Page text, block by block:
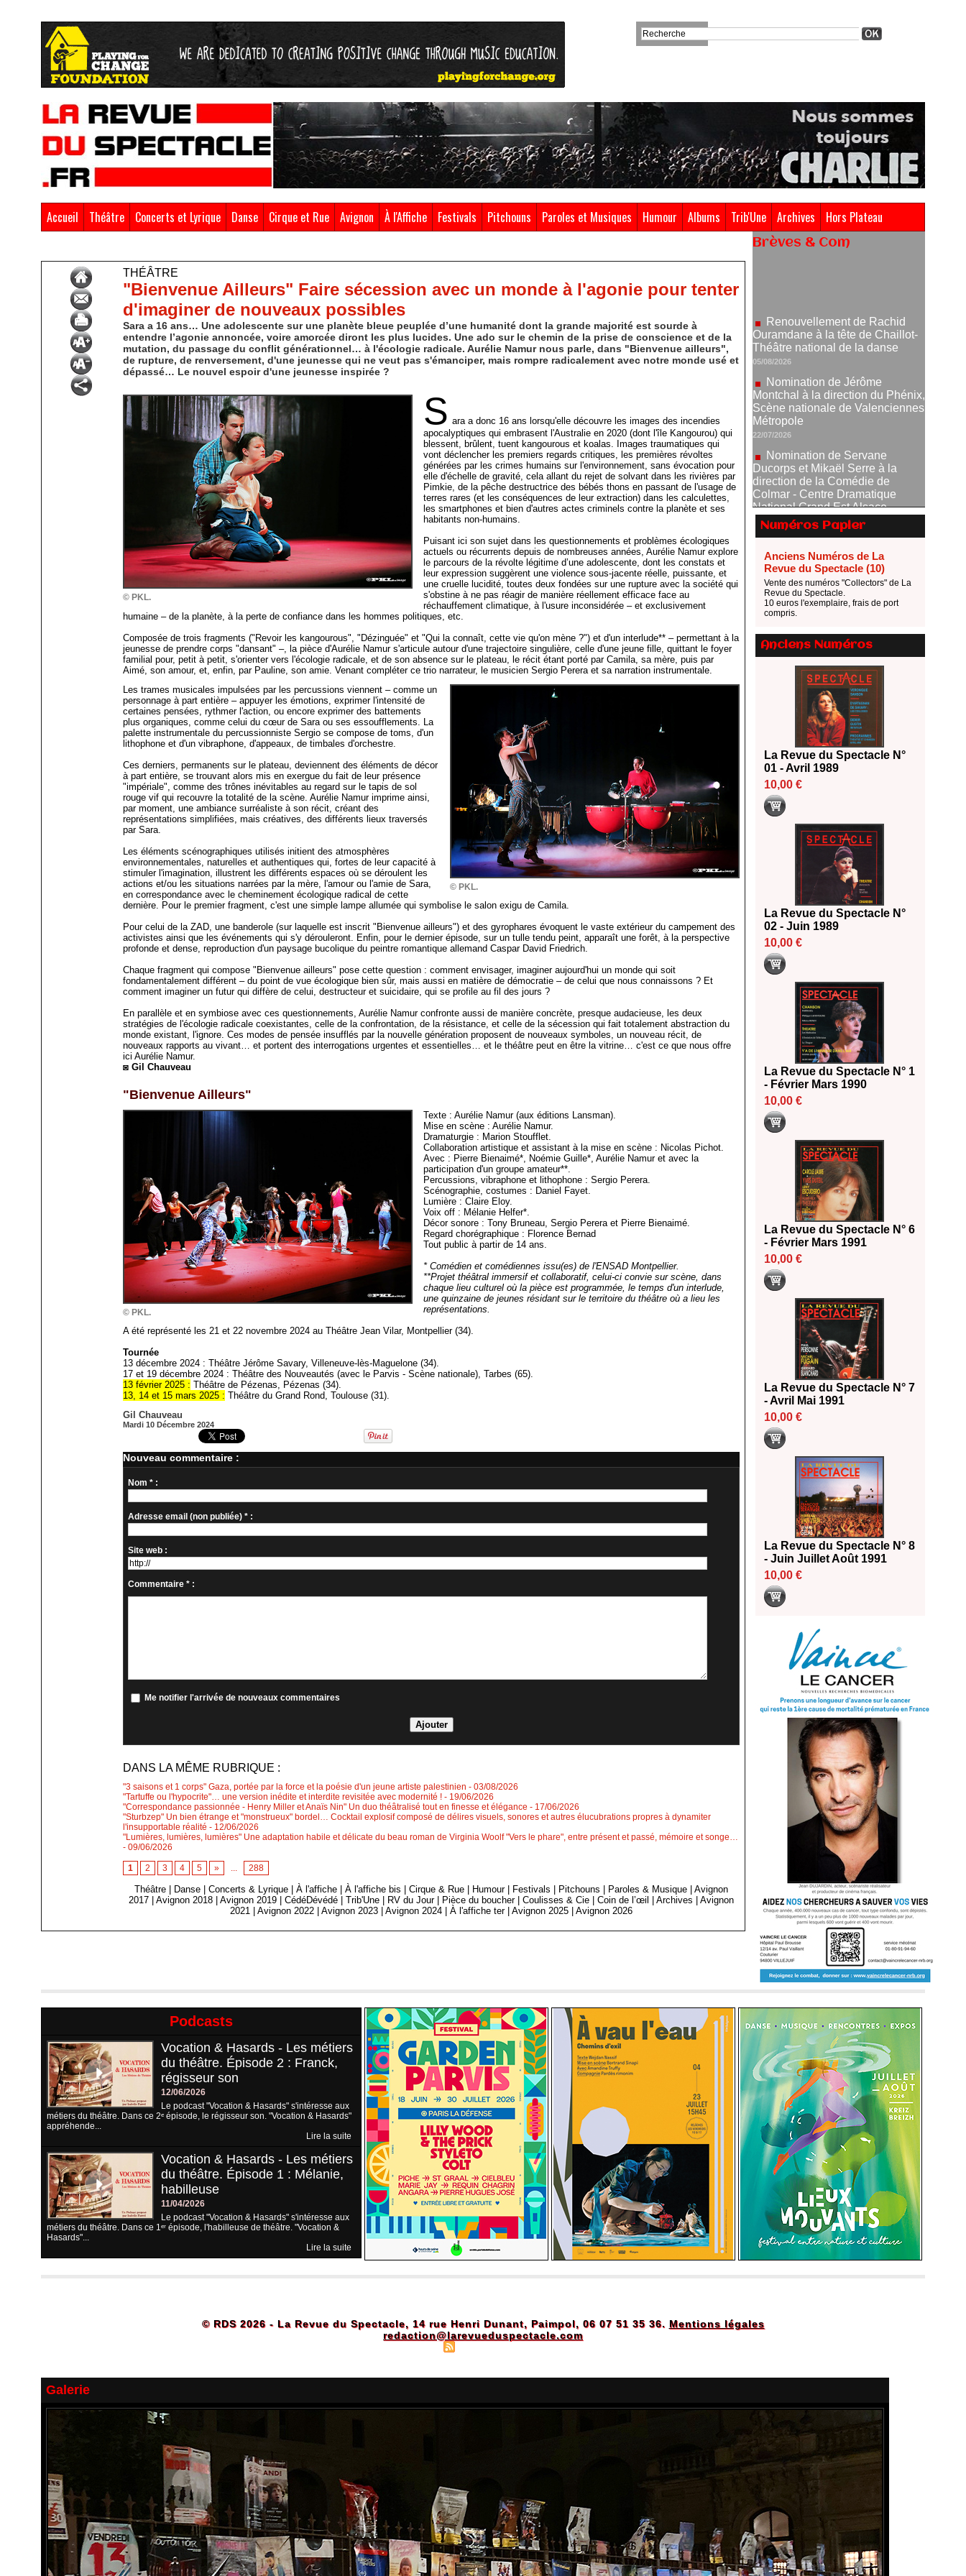
Accueil Théâtre Concerts et Lyrique Danse Cirque et Rue Avignon À l'Affiche Festivals Pitchouns Paroles et Musiques Humour Albums Trib'Une Archives Hors Plateau
THÉÂTRE
"Bienvenue Ailleurs" Faire sécession avec un monde à l'agonie pour tenter
d'imaginer de nouveaux possibles
Sara a 16 ans… Une adolescente sur une planète bleue peuplée d’une humanité dont la grande majorité est sourde à
entendre l’agonie annoncée, voire amorcée diront les plus lucides. Une ado sur le chemin de la prise de conscience et de la
mutation, du passage du conflit générationnel… à l'écologie radicale. Aurélie Namur nous parle, dans "Bienvenue ailleurs",
de rupture, de renversement, d'une jeunesse qui ne veut pas s'émanciper, mais rompre radicalement avec notre monde usé et
dépassé… Le nouvel espoir d'une jeunesse inspirée ?
© PKL.
S ara a donc 16 ans lorsqu'elle découvre les images des incendies
apocalyptiques qui embrasent l'Australie en 2020 (dont l'île Kangourou) qui
blessent, brûlent, tuent kangourous et koalas. Images traumatiques qui
vont déclencher les premiers regards critiques, les premières révoltes
générées par les crimes humains sur l'environnement, sans évocation pour
elle d'échelle de gravité, cela allant du rejet de solvant dans les rivières par
Pimkie, de la pêche destructrice des bébés thons en passant de l'usage de
terres rares (et les conséquences de leur extraction) dans les calculettes,
les smartphones et bien d'autres actes criminels contre la planète et ses
habitants non-humains.
Puisant ici son sujet dans les questionnements et problèmes écologiques
actuels ou récurrents depuis de nombreuses années, Aurélie Namur explore
le parcours de la révolte légitime d’une adolescente, dont les constats et
leur expression suggèrent une violence sous-jacente réelle, puissante, et
une cruelle lucidité, toutes deux fondées sur une rupture avec la société qui
s'obstine à ne pas réagir de manière réellement efficace face au
réchauffement climatique, à l'usure inconsidérée – et exclusivement
humaine – de la planète, à la perte de confiance dans les hommes politiques, etc.
Composée de trois fragments ("Revoir les kangourous", "Dézinguée" et "Qui la connaît, cette vie qu'on mène ?") et d'un interlude** – permettant à la
jeunesse de prendre corps "dansant" –, la pièce d'Aurélie Namur s'articule autour d'une trajectoire singulière, celle d'une jeune fille, quittant le foyer
familial pour, petit à petit, s'orienter vers l'écologie radicale, et de son absence sur le plateau, le récit étant porté par Camila, sa mère, puis par
Aimé, son amour, et, enfin, par Pauline, son amie. Venant compléter ce trio narrateur, le musicien Sergio Perera et sa narration instrumentale.
© PKL.
Les trames musicales impulsées par les percussions viennent – comme un
personnage à part entière – appuyer les émotions, exprimer l'intensité de
certaines pensées, rythmer l'action, ou encore exprimer des battements
plus organiques, comme celui du cœur de Sara ou ses essoufflements. La
palette instrumentale du percussionniste Sergio se compose de toms, d'un
lithophone et d'un vibraphone, d'appeaux, de timbales d'orchestre.
Ces derniers, permanents sur le plateau, deviennent des éléments de décor
à part entière, se trouvant alors mis en exergue du fait de leur présence
"impériale", comme des trônes inévitables au regard sur le tapis de sol
rouge vif qui recouvre la totalité de la scène. Aurélie Namur imprime ainsi,
par moment, une ambiance surréaliste à son récit, créant des
représentations simplifiées, mais créatives, des différents lieux traversés
par Sara.
Les éléments scénographiques utilisés initient des atmosphères
environnementales, naturelles et authentiques qui, fortes de leur capacité à
stimuler l'imagination, illustrent les différents espaces où se déroulent les
actions et/ou les situations narrées par la mère, l'amour ou l'amie de Sara,
en correspondance avec le cheminement écologique radical de cette
dernière. Pour le premier fragment, c'est une simple lampe allumée qui symbolise le salon exigu de Camila.
Pour celui de la ZAD, une banderole (sur laquelle est inscrit "Bienvenue ailleurs") et des gyrophares évoquent le vaste extérieur du campement des
activistes ainsi que les événements qui s'y dérouleront. Enfin, pour le dernier épisode, sur un tulle tendu peint, apparaît une forêt, à la perspective
profonde et dense, reproduction d'un paysage bucolique du peintre romantique allemand Caspar David Friedrich.
Chaque fragment qui compose "Bienvenue ailleurs" pose cette question : comment envisager, imaginer aujourd'hui un monde qui soit
fondamentalement différent – du point de vue écologique bien sûr, mais aussi en matière de démocratie – de celui que nous connaissons ? Et
comment imaginer un futur qui diffère de celui, destructeur et suicidaire, qui se profile au fil des jours ?
En parallèle et en symbiose avec ces questionnements, Aurélie Namur confronte aussi de manière concrète, presque audacieuse, les deux
stratégies de l'écologie radicale coexistantes, celle de la confrontation, de la résistance, et celle de la sécession qui fait totalement abstraction du
monde existant, l'ignore. Ces modes de pensée insufflés par la nouvelle génération proposent de nouveaux symboles, un nouveau récit, de
nouveaux rapports au vivant… et portent des interrogations urgentes et essentielles… et le théâtre peut en être la vitrine… c'est ce que nous offre
ici Aurélie Namur.
◙ Gil Chauveau
"Bienvenue Ailleurs"
© PKL.
Texte : Aurélie Namur (aux éditions Lansman).
Mise en scène : Aurélie Namur.
Dramaturgie : Marion Stoufflet.
Collaboration artistique et assistant à la mise en scène : Nicolas Pichot.
Avec : Pierre Bienaimé*, Noémie Guille*, Aurélie Namur et avec la
participation d'un groupe amateur**.
Percussions, vibraphone et lithophone : Sergio Perera.
Scénographie, costumes : Daniel Fayet.
Lumière : Claire Eloy.
Voix off : Mélanie Helfer*.
Décor sonore : Tony Bruneau, Sergio Perera et Pierre Bienaimé.
Regard chorégraphique : Florence Bernad
Tout public à partir de 14 ans.
* Comédien et comédiennes issu(es) de l'ENSAD Montpellier.
**Projet théâtral immersif et collaboratif, celui-ci convie sur scène, dans
chaque lieu culturel où la pièce est programmée, le temps d'un interlude,
une quinzaine de jeunes résidant sur le territoire du théâtre où a lieu les
représentations.
A été représenté les 21 et 22 novembre 2024 au Théâtre Jean Vilar, Montpellier (34).
Tournée
13 décembre 2024 : Théâtre Jérôme Savary, Villeneuve-lès-Maguelone (34).
17 et 19 décembre 2024 : Théâtre des Nouveautés (avec le Parvis - Scène nationale), Tarbes (65).
13 février 2025 : Théâtre de Pézenas, Pézenas (34).
13, 14 et 15 mars 2025 : Théâtre du Grand Rond, Toulouse (31).
Gil Chauveau
Mardi 10 Décembre 2024
Nouveau commentaire :
Nom * :
Adresse email (non publiée) * :
Site web :
Commentaire * :
Me notifier l'arrivée de nouveaux commentaires
DANS LA MÊME RUBRIQUE :
"3 saisons et 1 corps" Gaza, portée par la force et la poésie d'un jeune artiste palestinien - 03/08/2026
"Tartuffe ou l'hypocrite"… une version inédite et interdite revisitée avec modernité ! - 19/06/2026
"Correspondance passionnée - Henry Miller et Anaïs Nin" Un duo théâtralisé tout en finesse et élégance - 17/06/2026
"Sturbzep" Un bien étrange et "monstrueux" bordel… Cocktail explosif composé de délires visuels, sonores et autres élucubrations propres à dynamiter
l'insupportable réalité - 12/06/2026
"Lumières, lumières, lumières" Une adaptation habile et délicate du beau roman de Virginia Woolf "Vers le phare", entre présent et passé, mémoire et songe…
- 09/06/2026
1 2 3 4 5 » ... 288
Théâtre Danse |Concerts & Lyrique |À l'affiche |À l'affiche bis |Cirque & Rue Humour Festivals Pitchouns Paroles & Musique |Avignon
2017
|Avignon 2018 |Avignon 2019 |CédéDévédé |Trib'Une RV du Jour Pièce du boucher |Coulisses & Cie |Coin de l’œil |Archives |Avignon
2021
|Avignon 2022 |Avignon 2023 |Avignon 2024 |À l'affiche ter |Avignon 2025 |Avignon 2026
Brèves & Com
Nomination de Jérôme
Montchal à la direction du Phénix,
Scène nationale de Valenciennes
22/07/2026
Nomination de Servane
Ducorps et Mikaël Serre à la
direction de la Comédie de
National Grand Est Alsace
07/07/2026
Thomas Jolly et Laëtitia
Guédon nommés à la direction du
TNP
02/07/2026
Fonds SACD Théâtre : les
lauréats 2026
23/06/2026
Dispositif ARTCENA Écrire
pour le cirque, les lauréats 2026 !
Le palmarès des prix SACD
2026
Les 10 lauréats du Fonds
Grandes Formes Théâtre 2026
Nomination de Nathalie
Garraud et Olivier Saccomano à
la direction du Théâtre de
Gennevilliers - CDN
13/06/2026
Dispositif SACD Auteurs
d'espaces : les lauréats 2026
Numéros Papier
Anciens Numéros de La
Revue du Spectacle (10)
Vente des numéros "Collectors" de La
Revue du Spectacle.
10 euros l'exemplaire, frais de port
compris.
Anciens Numéros
La Revue du Spectacle N°
01 - Avril 1989
10,00 €
La Revue du Spectacle N°
02 - Juin 1989
10,00 €
La Revue du Spectacle N° 1
- Février Mars 1990
10,00 €
La Revue du Spectacle N° 6
- Février Mars 1991
10,00 €
La Revue du Spectacle N° 7
- Avril Mai 1991
10,00 €
La Revue du Spectacle N° 8
- Juin Juillet Août 1991
10,00 €
Podcasts
Vocation & Hasards - Les métiers
du théâtre. Épisode 2 : Franck,
régisseur son
12/06/2026
Le podcast "Vocation & Hasards" s'intéresse aux
métiers du théâtre. Dans ce 2ᵉ épisode, le régisseur son. "Vocation & Hasards"
appréhende...
Lire la suite
Vocation & Hasards - Les métiers
du théâtre. Épisode 1 : Mélanie,
habilleuse
11/04/2026
Le podcast "Vocation & Hasards" s'intéresse aux
métiers du théâtre. Dans ce 1ᵉʳ épisode, l'habilleuse de théâtre. "Vocation &
Hasards"...
Lire la suite
© RDS 2026 - La Revue du Spectacle, 14 rue Henri Dunant, Paimpol, 06 07 51 35 36. Mentions légales
redaction@larevueduspectacle.com
Galerie